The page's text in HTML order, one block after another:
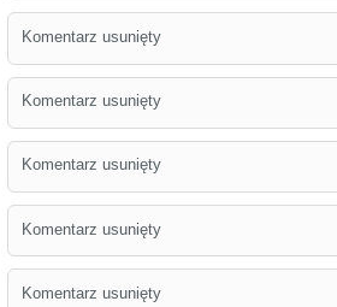
Komentarz usunięty
Komentarz usunięty
Komentarz usunięty
Komentarz usunięty
Komentarz usunięty